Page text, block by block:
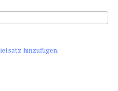
hinzufügen.